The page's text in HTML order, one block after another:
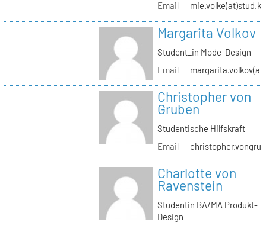
Email
Margarita Volkov
Student_in Mode-Design
Email
Christopher von
Gruben
Studentische Hilfskraft
Email
Charlotte von
Ravenstein
Studentin BA/MA Produkt-
Design